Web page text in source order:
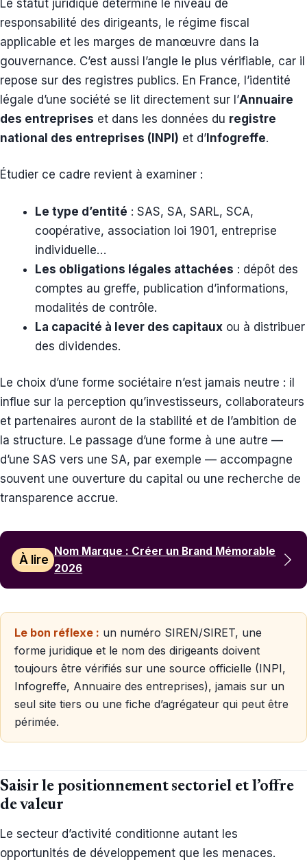
Le statut juridique détermine le niveau de
responsabilité des dirigeants, le régime fiscal
applicable et les marges de manœuvre dans la
gouvernance. C’est aussi l’angle le plus vérifiable, car il
repose sur des registres publics. En France, l’identité
légale d’une société se lit directement sur l’Annuaire
des entreprises et dans les données du registre
national des entreprises (INPI) et d’Infogreffe.
Étudier ce cadre revient à examiner :
Le type d’entité : SAS, SA, SARL, SCA,
coopérative, association loi 1901, entreprise
individuelle…
Les obligations légales attachées : dépôt des
comptes au greffe, publication d’informations,
modalités de contrôle.
La capacité à lever des capitaux ou à distribuer
des dividendes.
Le choix d’une forme sociétaire n’est jamais neutre : il
influe sur la perception qu’investisseurs, collaborateurs
et partenaires auront de la stabilité et de l’ambition de
la structure. Le passage d’une forme à une autre —
d’une SAS vers une SA, par exemple — accompagne
souvent une ouverture du capital ou une recherche de
transparence accrue.
À lire
Nom Marque : Créer un Brand Mémorable
2026
Le bon réflexe : un numéro SIREN/SIRET, une
forme juridique et le nom des dirigeants doivent
toujours être vérifiés sur une source officielle (INPI,
Infogreffe, Annuaire des entreprises), jamais sur un
seul site tiers ou une fiche d’agrégateur qui peut être
périmée.
Saisir le positionnement sectoriel et l’offre
de valeur
Le secteur d’activité conditionne autant les
opportunités de développement que les menaces.